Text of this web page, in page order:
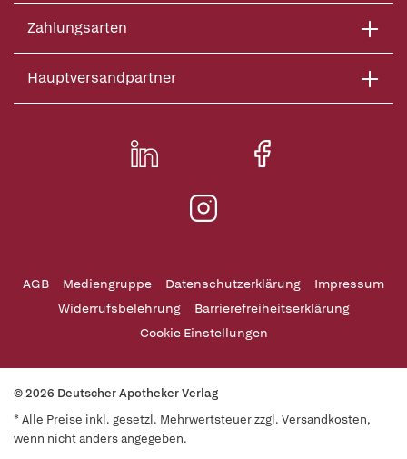
Zahlungsarten
Hauptversandpartner
AGB Mediengruppe Datenschutzerklärung
Impressum
Widerrufsbelehrung
Barrierefreiheitserklärung
Cookie Einstellungen
© 2026 Deutscher Apotheker Verlag
* Alle Preise inkl. gesetzl. Mehrwertsteuer zzgl. Versandkosten,
wenn nicht anders angegeben.